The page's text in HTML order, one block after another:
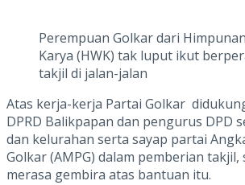
Perempuan Golkar dari
Karya (HWK) tak luput ikut
takjil di jalan-jalan
Atas kerja-kerja Partai Golkar
DPRD Balikpapan dan pengurus DPD
dan kelurahan serta sayap partai
Golkar (AMPG) dalam pemberian
merasa gembira atas bantuan itu.